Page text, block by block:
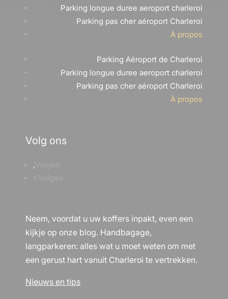
Parking longue duree aeroport charleroi
Parking pas cher aéroport Charleroi
À propos
Parking Aéroport de Charleroi
Parking longue duree aeroport charleroi
Parking pas cher aéroport Charleroi
À propos
Volg ons
Neem, voordat u uw koffers inpakt, even een
kijkje op onze blog. Handbagage,
langparkeren: alles wat u moet weten om met
een gerust hart vanuit Charleroi te vertrekken.
Nieuws en tips